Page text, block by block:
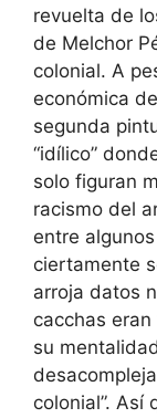
revuelta de
de Melchor
colonial. A
económica
segunda
“idílico”
solo figuran
racismo del
entre
ciertamente
arroja datos
cacchas eran
su
colonial”. Así